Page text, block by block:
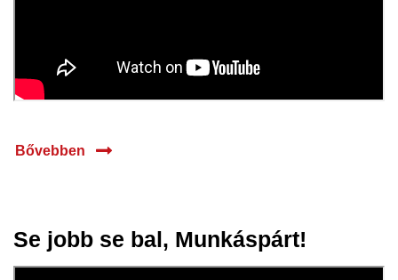
Bővebben
31 máj.
Se jobb se bal, Munkáspárt!